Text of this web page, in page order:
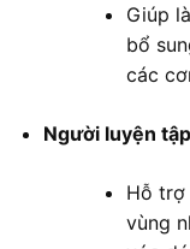
Giúp
bổ
các
Người luyện
Hỗ trợ
vùng